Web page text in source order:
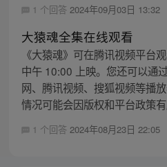
1 个回答 2024年09月03日 13:32
大猿魂全集在线观看
《大猿魂》可在腾讯视频平台
中午 10:00 上映。您还可以通
网、腾讯视频、搜狐视频等播
情况可能会因版权和平台政策
1 个回答 2024年08月23日 22:05